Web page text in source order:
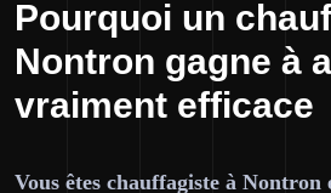
Pourquoi un
Nontron gagne à
vraiment efficace
Vous êtes chauffagiste à Nontron